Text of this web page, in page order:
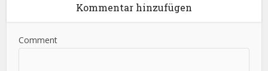
Kommentar hinzufügen
Comment